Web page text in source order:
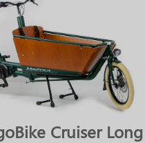
Cruiser Long